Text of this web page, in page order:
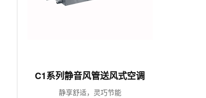
了解更多
C1系列静音风管送风式空调
静享舒适，灵巧节能